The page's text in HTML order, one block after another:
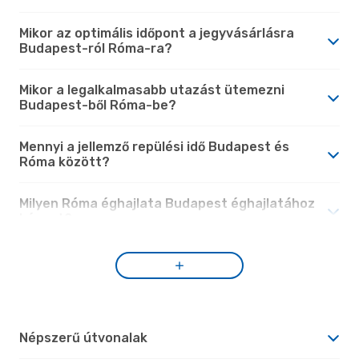
Mikor az optimális időpont a jegyvásárlásra
Budapest-ról Róma-ra?
Mikor a legalkalmasabb utazást ütemezni
Budapest-ből Róma-be?
Mennyi a jellemző repülési idő Budapest és
Róma között?
Milyen Róma éghajlata Budapest éghajlatához
Népszerű útvonalak